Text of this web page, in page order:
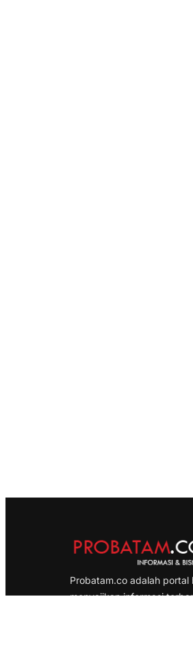
Probatam.co adalah portal
menyajikan informasi